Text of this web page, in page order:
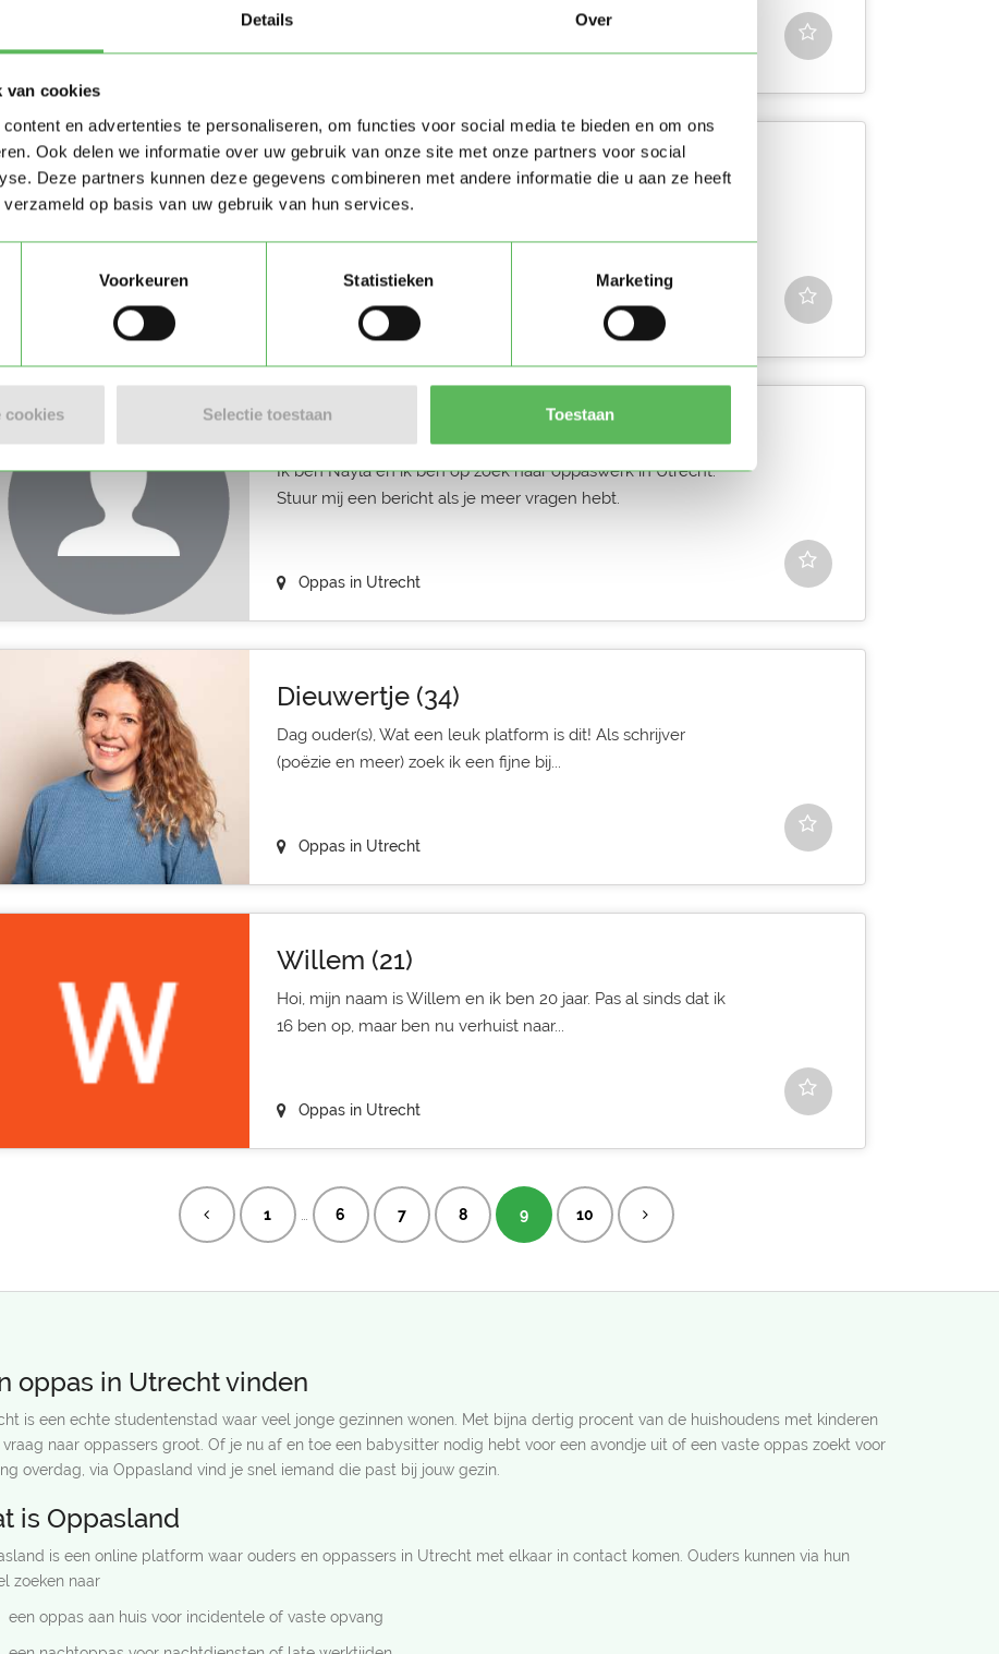
Details Over
van cookies
en advertenties te personaliseren, om functies voor social media te bieden en om ons
Ook delen we informatie over uw gebruik van onze site met onze partners voor social
Deze partners kunnen deze gegevens combineren met andere informatie die u aan ze heeft
op basis van uw gebruik van hun services.
Voorkeuren Statistieken Marketing
cookies Selectie toestaan Toestaan
Oppas in Utrecht
Sofie (19)
Hoi! Mijn naam is Sofie, ik ben 18 jaar en woon in Utrecht. Ik
Oppas in Utrecht
Ik ben Nayla en ik ben op zoek naar oppaswerk in Utrecht.
Stuur mij een bericht als je meer vragen hebt.
Oppas in Utrecht
Dieuwertje (34)
Dag ouder(s), Wat een leuk platform is dit! Als schrijver
(poëzie en meer) zoek ik een fijne bij...
Oppas in Utrecht
Willem (21)
Hoi, mijn naam is Willem en ik ben 20 jaar. Pas al sinds dat ik
16 ben op, maar ben nu verhuist naar...
Oppas in Utrecht
1 … 6 7 8 9 10
oppas in Utrecht vinden
is een echte studentenstad waar veel jonge gezinnen wonen. Met bijna dertig procent van de huishoudens met kinderen
vraag naar oppassers groot. Of je nu af en toe een babysitter nodig hebt voor een avondje uit of een vaste oppas zoekt voor
overdag, via Oppasland vind je snel iemand die past bij jouw gezin.
is Oppasland
is een online platform waar ouders en oppassers in Utrecht met elkaar in contact komen. Ouders kunnen via hun
zoeken naar
een oppas aan huis voor incidentele of vaste opvang